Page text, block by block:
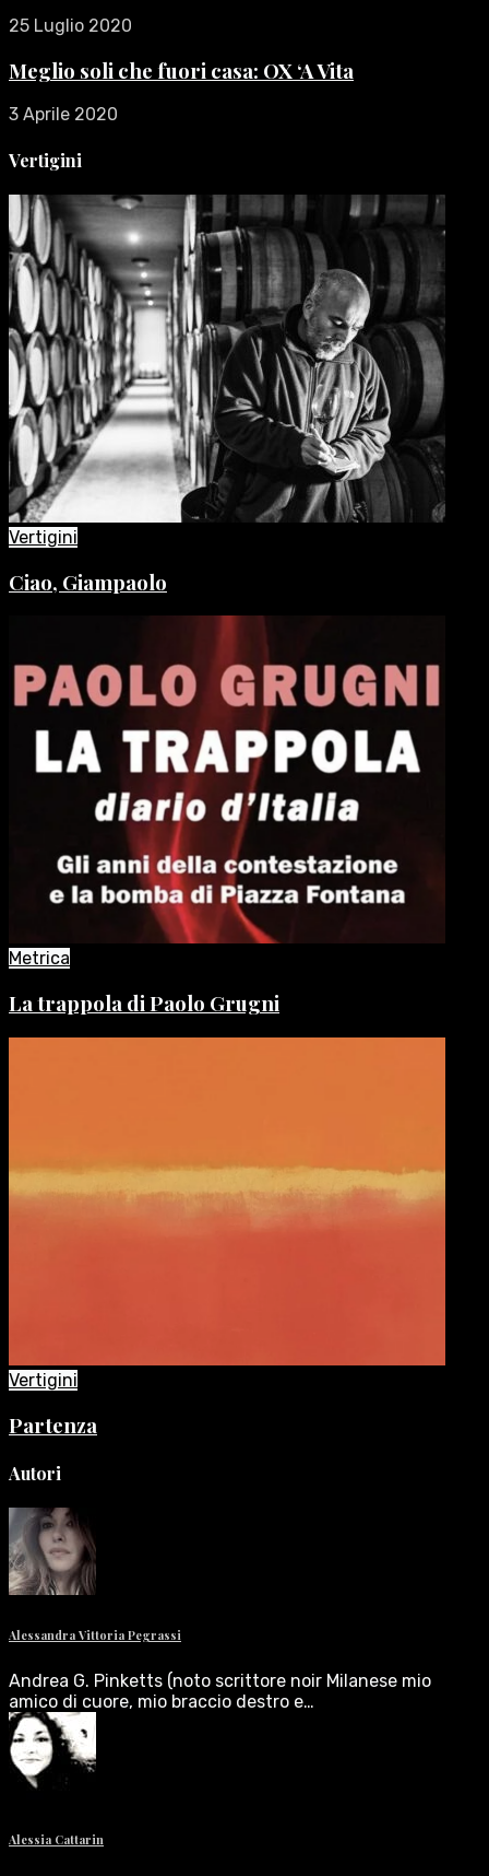
25 Luglio 2020
Meglio soli che fuori casa: OX ‘A Vita
3 Aprile 2020
Vertigini
Vertigini
Ciao, Giampaolo
Metrica
La trappola di Paolo Grugni
Vertigini
Partenza
Autori
Alessandra Vittoria Pegrassi
Andrea G. Pinketts (noto scrittore noir Milanese mio
amico di cuore, mio braccio destro e…
Alessia Cattarin